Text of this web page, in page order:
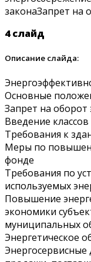
4 слайд
Описание слайда:
Основные
Запрет на оборот
Введение
Требования к
Меры по
фонде
Требования по
используемых
Повышение
экономики
муниципальных
Энергетическое